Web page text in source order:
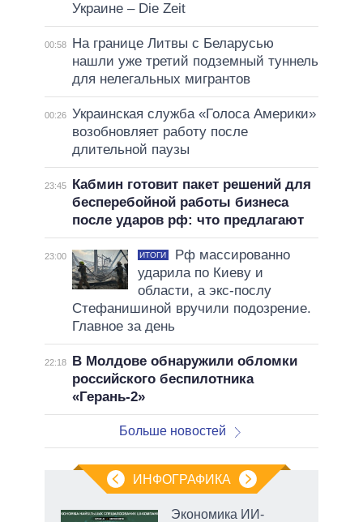
Украине – Die Zeit
00:58
На границе Литвы с Беларусью
нашли уже третий подземный туннель
для нелегальных мигрантов
00:26 Украинская служба «Голоса Америки»
возобновляет работу после
длительной паузы
23:45
Кабмин готовит пакет решений для
бесперебойной работы бизнеса
после ударов рф: что предлагают
23:00 ИТОГИ
Рф массированно
ударила по Киеву и
области, а экс-послу
Стефанишиной вручили подозрение.
Главное за день
22:18
В Молдове обнаружили обломки
российского беспилотника
«Герань-2»
Больше новостей
ИНФОГРАФИКА
Экономика ИИ-